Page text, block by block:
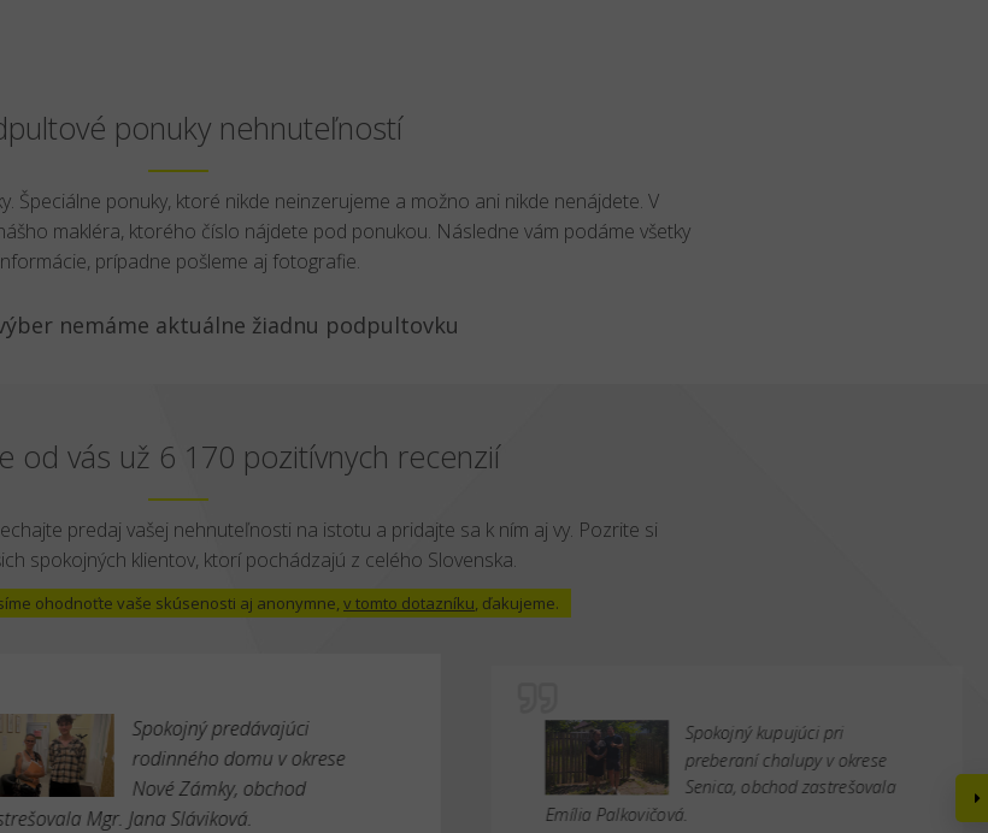
ponuky nehnuteľností
Špeciálne ponuky, ktoré nikde neinzerujeme a možno ani nikde nenájdete. V
makléra, ktorého číslo nájdete pod ponukou. Následne vám podáme všetky
prípadne pošleme aj fotografie.
nemáme aktuálne žiadnu podpultovku
od vás už 6 170 pozitívnych recenzií
predaj vašej nehnuteľnosti na istotu a pridajte sa k ním aj vy. Pozrite si
spokojných klientov, ktorí pochádzajú z celého Slovenska.
ohodnoťte vaše skúsenosti aj anonymne, v tomto dotazníku, ďakujeme.
Spokojný predávajúci
rodinného domu v okrese
Nové Zámky, obchod
Mgr. Jana Sláviková.
Spokojný kupujúci pri
preberaní chalupy v okrese
Senica, obchod zastrešovala
Emília Palkovičová.